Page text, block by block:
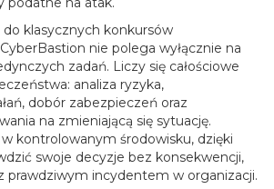
klasycznych konkursów
nie polega wyłącznie na
zadań. Liczy się całościowe
analiza ryzyka,
dobór zabezpieczeń oraz
na zmieniającą się sytuację.
kontrolowanym środowisku, dzięki
swoje decyzje bez konsekwencji,
prawdziwym incydentem w organizacji.